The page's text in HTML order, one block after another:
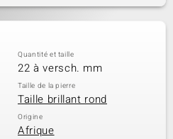
Quantité et taille
22 à versch. mm
Taille de la pierre
Taille brillant rond
Origine
Afrique